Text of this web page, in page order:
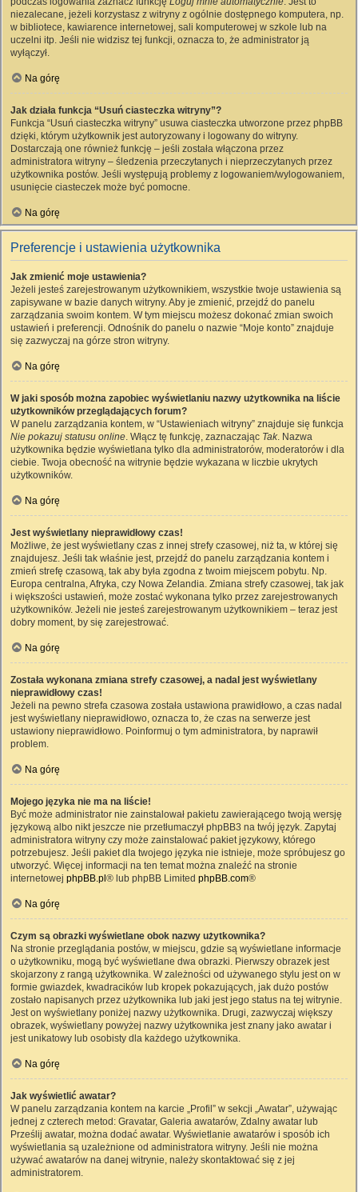
niezalecane, jeżeli korzystasz z witryny z ogólnie dostępnego komputera, np.
w bibliotece, kawiarence internetowej, sali komputerowej w szkole lub na
uczelni itp. Jeśli nie widzisz tej funkcji, oznacza to, że administrator ją
wyłączył.
Na górę
Jak działa funkcja “Usuń ciasteczka witryny”?
Funkcja “Usuń ciasteczka witryny” usuwa ciasteczka utworzone przez phpBB
dzięki, którym użytkownik jest autoryzowany i logowany do witryny.
Dostarczają one również funkcję – jeśli została włączona przez
administratora witryny – śledzenia przeczytanych i nieprzeczytanych przez
użytkownika postów. Jeśli występują problemy z logowaniem/wylogowaniem,
usunięcie ciasteczek może być pomocne.
Na górę
Preferencje i ustawienia użytkownika
Jak zmienić moje ustawienia?
Jeżeli jesteś zarejestrowanym użytkownikiem, wszystkie twoje ustawienia są
zapisywane w bazie danych witryny. Aby je zmienić, przejdź do panelu
zarządzania swoim kontem. W tym miejscu możesz dokonać zmian swoich
ustawień i preferencji. Odnośnik do panelu o nazwie “Moje konto” znajduje
się zazwyczaj na górze stron witryny.
Na górę
W jaki sposób można zapobiec wyświetlaniu nazwy użytkownika na liście
użytkowników przeglądających forum?
W panelu zarządzania kontem, w “Ustawieniach witryny” znajduje się funkcja
Nie pokazuj statusu online. Włącz tę funkcję, zaznaczając Tak. Nazwa
użytkownika będzie wyświetlana tylko dla administratorów, moderatorów i dla
ciebie. Twoja obecność na witrynie będzie wykazana w liczbie ukrytych
użytkowników.
Na górę
Jest wyświetlany nieprawidłowy czas!
Możliwe, że jest wyświetlany czas z innej strefy czasowej, niż ta, w której się
znajdujesz. Jeśli tak właśnie jest, przejdź do panelu zarządzania kontem i
zmień strefę czasową, tak aby była zgodna z twoim miejscem pobytu. Np.
Europa centralna, Afryka, czy Nowa Zelandia. Zmiana strefy czasowej, tak jak
i większości ustawień, może zostać wykonana tylko przez zarejestrowanych
użytkowników. Jeżeli nie jesteś zarejestrowanym użytkownikiem – teraz jest
dobry moment, by się zarejestrować.
Na górę
Została wykonana zmiana strefy czasowej, a nadal jest wyświetlany
nieprawidłowy czas!
Jeżeli na pewno strefa czasowa została ustawiona prawidłowo, a czas nadal
jest wyświetlany nieprawidłowo, oznacza to, że czas na serwerze jest
ustawiony nieprawidłowo. Poinformuj o tym administratora, by naprawił
problem.
Na górę
Mojego języka nie ma na liście!
Być może administrator nie zainstalował pakietu zawierającego twoją wersję
językową albo nikt jeszcze nie przetłumaczył phpBB3 na twój język. Zapytaj
administratora witryny czy może zainstalować pakiet językowy, którego
potrzebujesz. Jeśli pakiet dla twojego języka nie istnieje, może spróbujesz go
utworzyć. Więcej informacji na ten temat można znaleźć na stronie
internetowej phpBB.pl ® lub phpBB Limited phpBB.com®
Na górę
Czym są obrazki wyświetlane obok nazwy użytkownika?
Na stronie przeglądania postów, w miejscu, gdzie są wyświetlane informacje
o użytkowniku, mogą być wyświetlane dwa obrazki. Pierwszy obrazek jest
skojarzony z rangą użytkownika. W zależności od używanego stylu jest on w
formie gwiazdek, kwadracików lub kropek pokazujących, jak dużo postów
zostało napisanych przez użytkownika lub jaki jest jego status na tej witrynie.
Jest on wyświetlany poniżej nazwy użytkownika. Drugi, zazwyczaj większy
obrazek, wyświetlany powyżej nazwy użytkownika jest znany jako awatar i
jest unikatowy lub osobisty dla każdego użytkownika.
Na górę
Jak wyświetlić awatar?
W panelu zarządzania kontem na karcie „Profil” w sekcji „Awatar”, używając
jednej z czterech metod: Gravatar, Galeria awatarów, Zdalny awatar lub
Prześlij awatar, można dodać awatar. Wyświetlanie awatarów i sposób ich
wyświetlania są uzależnione od administratora witryny. Jeśli nie można
używać awatarów na danej witrynie, należy skontaktować się z jej
administratorem.